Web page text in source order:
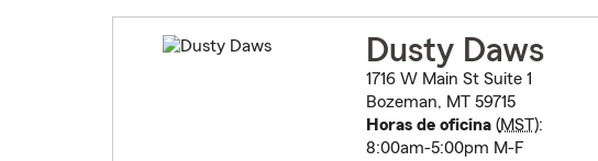
Dusty Daws
1716 W Main St Suite 1
Bozeman, MT 59715
Horas de oficina(MST):
8:00am-5:00pm M-F